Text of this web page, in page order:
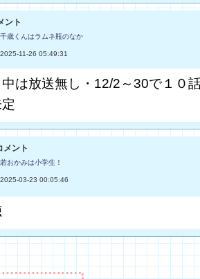
ント
千歳くんはラムネ瓶のなか
2025-11-26 05:49:31
中は放送無し・12/2～30で１０
メント
若おかみは小学生！
2025-03-23 00:05:46